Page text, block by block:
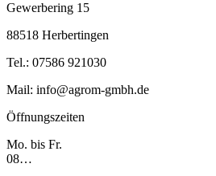
Gewerbering 15
88518 Herbertingen
Tel.: 07586 921030
Mail: info@agrom-gmbh.de
Öffnungszeiten
Mo. bis Fr.
08…